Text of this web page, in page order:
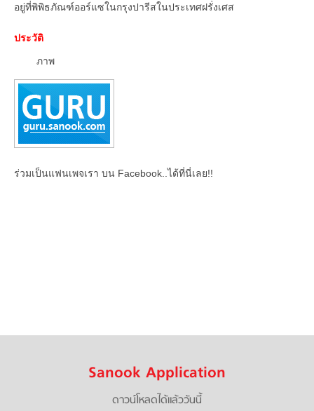
อยู่ที่พิพิธภัณฑ์ออร์แซในกรุงปารีสในประเทศฝรั่งเศส
ประวัติ
ภาพ
ร่วมเป็นแฟนเพจเรา บน Facebook..ได้ที่นี่เลย!!
Sanook Application
ดาวน์โหลดได้แล้ววันนี้